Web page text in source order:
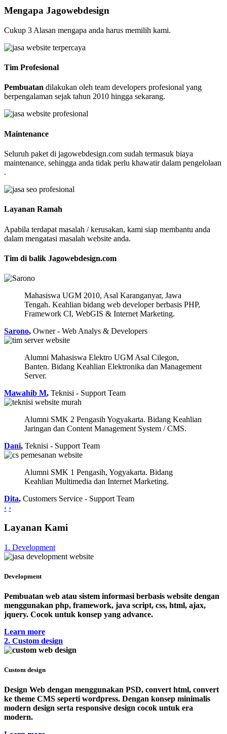
Mengapa Jagowebdesign
Cukup 3 Alasan mengapa anda harus memilih kami.
Tim Profesional
Pembuatan dilakukan oleh team developers profesional yang
berpengalaman sejak tahun 2010 hingga sekarang.
Maintenance
Seluruh paket di jagowebdesign.com sudah termasuk biaya
maintenance, sehingga anda tidak perlu khawatir dalam pengelolaan
.
Layanan Ramah
Apabila terdapat masalah / kerusakan, kami siap membantu anda
dalam mengatasi masalah website anda.
Tim di balik Jagowebdesign.com
Mahasiswa UGM 2010, Asal Karanganyar, Jawa
Tengah. Keahlian bidang web developer berbasis PHP,
Framework CI, WebGIS & Internet Marketing.
Sarono, Owner - Web Analys & Developers
Alumni Mahasiswa Elektro UGM Asal Cilegon,
Banten. Bidang Keahlian Elektronika dan Management
Server.
Mawahib M, Teknisi - Support Team
Alumni SMK 2 Pengasih Yogyakarta. Bidang Keahlian
Jaringan dan Content Management System / CMS.
Dani, Teknisi - Support Team
Alumni SMK 1 Pengasih, Yogyakarta. Bidang
Keahlian Multimedia dan Internet Marketing.
Dita, Customers Service - Support Team
‹ ›
Layanan Kami
1. Development
Development
Pembuatan web atau sistem informasi berbasis website dengan
menggunakan php, framework, java script, css, html, ajax,
jquery. Cocok untuk konsep yang advance.
Learn more
2. Custom design
Custom design
Design Web dengan menggunakan PSD, convert html, convert
ke theme CMS seperti wordpress. Dengan konsep minimalis
modern design serta responsive design cocok untuk era
modern.